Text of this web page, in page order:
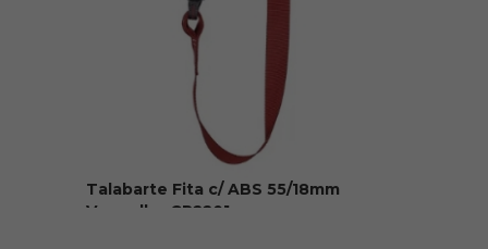
Talabarte Fita c/ ABS 55/18mm
Vermelho CP2201